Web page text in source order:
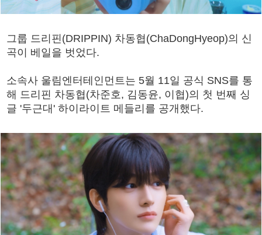
그룹 드리핀(DRIPPIN) 차동협(ChaDongHyeop)의 신
곡이 베일을 벗었다.
소속사 울림엔터테인먼트는 5월 11일 공식 SNS를 통
해 드리핀 차동협(차준호, 김동윤, 이협)의 첫 번째 싱
글 '두근대' 하이라이트 메들리를 공개했다.